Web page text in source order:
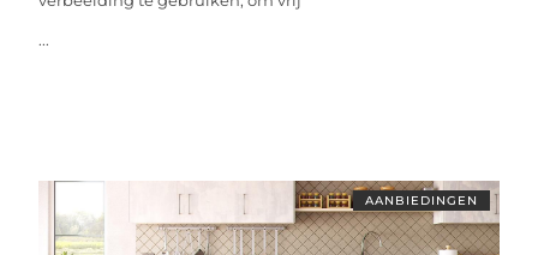
...
AANBIEDINGEN